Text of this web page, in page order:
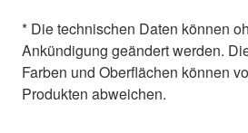
* Die technischen Daten können
Ankündigung geändert werden.
Farben und Oberflächen können
Produkten abweichen.